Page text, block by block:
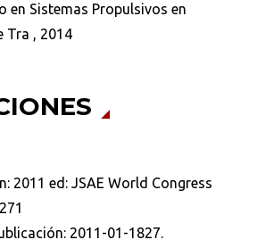
en Sistemas Propulsivos en
Tra , 2014
2011 ed: JSAE World Congress
2011-01-1827.